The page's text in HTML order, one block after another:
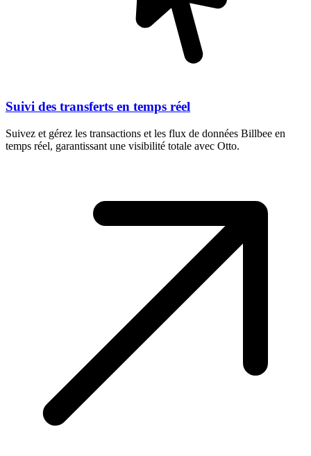
Suivi des transferts en temps réel
Suivez et gérez les transactions et les flux de données Billbee en
temps réel, garantissant une visibilité totale avec Otto.